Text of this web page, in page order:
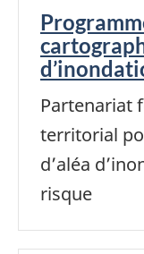
Partenariat
territorial
d’aléa
risque